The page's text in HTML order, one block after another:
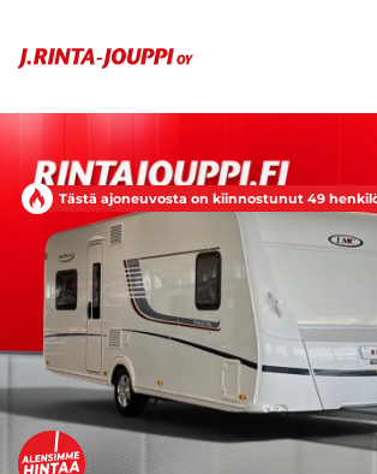
Tästä ajoneuvosta on kiinnostunut 49 henkilöä